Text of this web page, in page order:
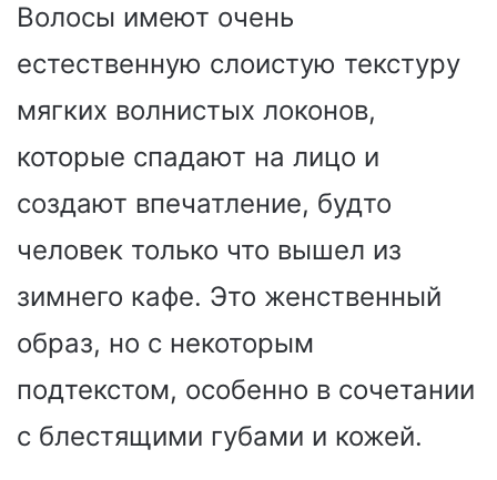
Волосы имеют очень
естественную слоистую текстуру
мягких волнистых локонов,
которые спадают на лицо и
создают впечатление, будто
человек только что вышел из
зимнего кафе. Это женственный
образ, но с некоторым
подтекстом, особенно в сочетании
с блестящими губами и кожей.